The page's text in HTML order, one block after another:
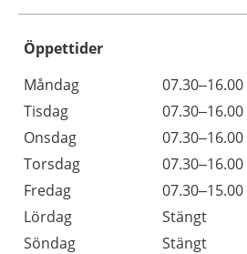
Öppettider
Dag
Öppettider
Kommentarer
Måndag
07.30–16.00
Tisdag
07.30–16.00
Onsdag
07.30–16.00
Torsdag
07.30–16.00
Fredag
07.30–15.00
Lördag
Stängt
Söndag
Stängt